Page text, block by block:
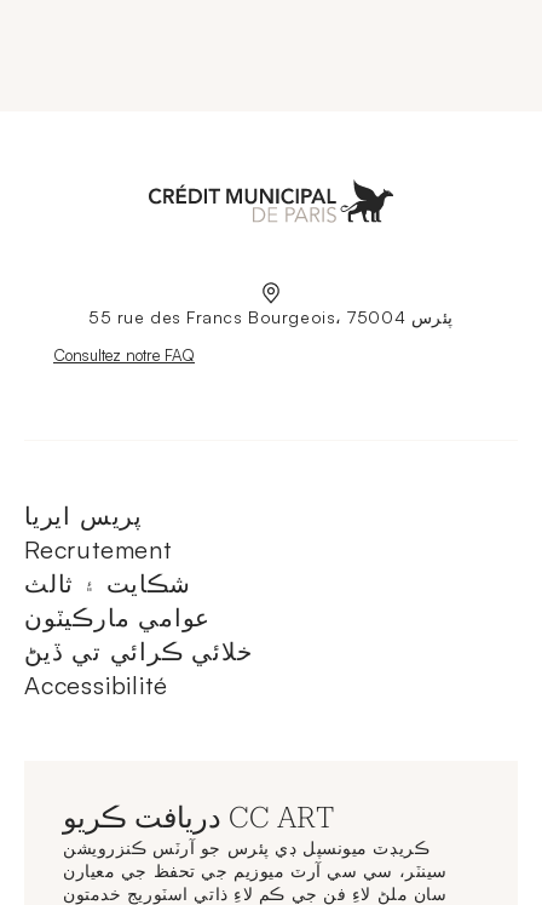
55 rue des Francs Bourgeois، 75004 پئرس
Nouvelle fenêtre
Consultez notre FAQ
پريس ايريا
Recrutement
شڪايت ۽ ثالث
عوامي مارڪيٽون
خلائي ڪرائي تي ڏيڻ
Accessibilité
دريافت ڪريو CC ART
ڪريڊٽ ميونسپل ڊي پئرس جو آرٽس ڪنزرويشن
سينٽر، سي سي آرٽ ميوزيم جي تحفظ جي معيارن
سان ملڻ لاءِ فن جي ڪم لاءِ ذاتي اسٽوريج خدمتون